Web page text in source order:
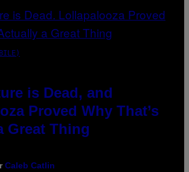
is Dead, and
Proved Why That’s
Great Thing
Caleb Catlin